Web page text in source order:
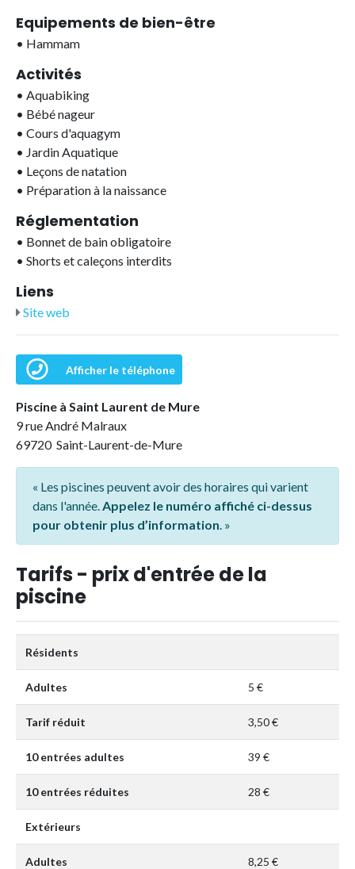
Equipements de bien-être
• Hammam
Activités
• Aquabiking
• Bébé nageur
• Cours d'aquagym
• Jardin Aquatique
• Leçons de natation
• Préparation à la naissance
Réglementation
• Bonnet de bain obligatoire
• Shorts et caleçons interdits
Liens
Site web
Afficher le téléphone
Piscine à Saint Laurent de Mure
9 rue André Malraux
69720 Saint-Laurent-de-Mure
« Les piscines peuvent avoir des horaires qui varient
dans l'année.Appelez le numéro affiché ci-dessus
pour obtenir plus d’information. »
Tarifs - prix d'entrée de la
piscine
Résidents
Adultes 5 €
Tarif réduit 3,50 €
10 entrées adultes 39 €
10 entrées réduites 28 €
Extérieurs
Adultes 8,25 €